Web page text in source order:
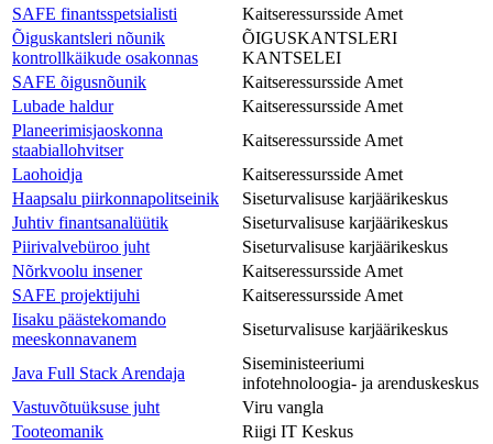
SAFE finantsspetsialisti
Kaitseressursside Amet
Õiguskantsleri nõunik
kontrollkäikude osakonnas
ÕIGUSKANTSLERI
KANTSELEI
SAFE õigusnõunik
Kaitseressursside Amet
Lubade haldur
Kaitseressursside Amet
Planeerimisjaoskonna
staabiallohvitser
Kaitseressursside Amet
Laohoidja
Kaitseressursside Amet
Haapsalu piirkonnapolitseinik
Siseturvalisuse karjäärikeskus
Juhtiv finantsanalüütik
Siseturvalisuse karjäärikeskus
Piirivalvebüroo juht
Siseturvalisuse karjäärikeskus
Nõrkvoolu insener
Kaitseressursside Amet
SAFE projektijuhi
Kaitseressursside Amet
Iisaku päästekomando
meeskonnavanem
Siseturvalisuse karjäärikeskus
Java Full Stack Arendaja
Siseministeeriumi
infotehnoloogia- ja arenduskeskus
Vastuvõtuüksuse juht
Viru vangla
Tooteomanik
Riigi IT Keskus